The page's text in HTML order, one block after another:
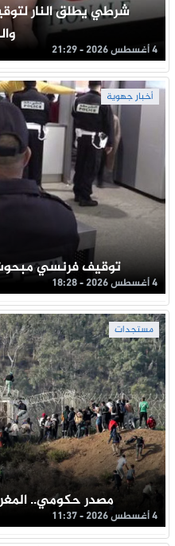
شرطي يطلق النار
4 أغسطس 2026 - 21:29
أخبار جهوية
توقيف فرنسي
4 أغسطس 2026 - 18:28
مستجدات
مصدر حكومي..
4 أغسطس 2026 - 11:37